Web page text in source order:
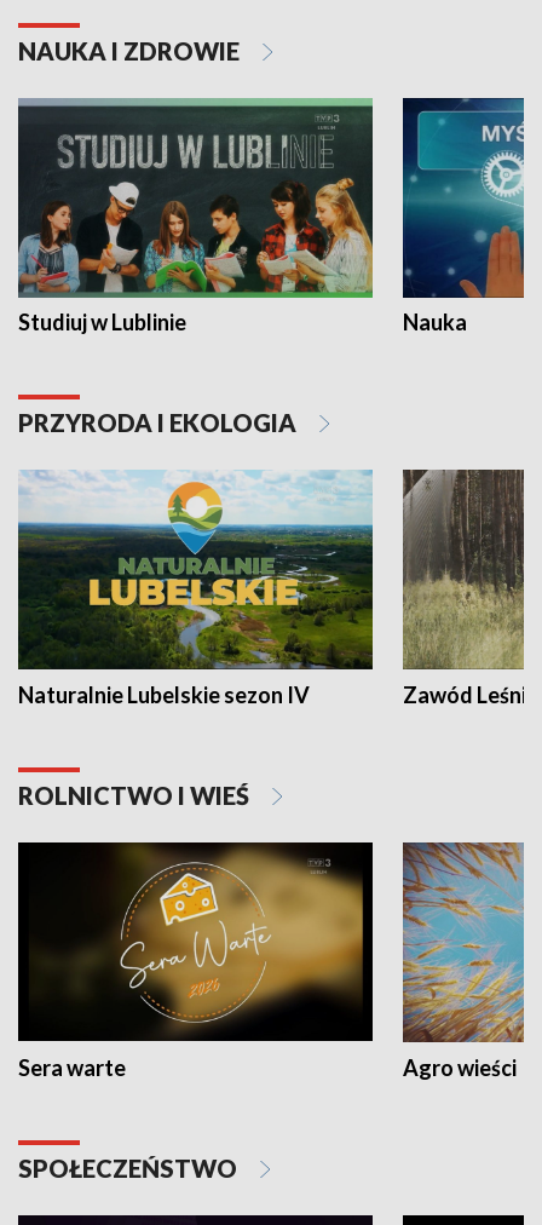
NAUKA I ZDROWIE
Studiuj w Lublinie Nauka
PRZYRODA I EKOLOGIA
Naturalnie Lubelskie sezon IV Zawód Leśnik
ROLNICTWO I WIEŚ
Sera warte Agro wieści
SPOŁECZEŃSTWO